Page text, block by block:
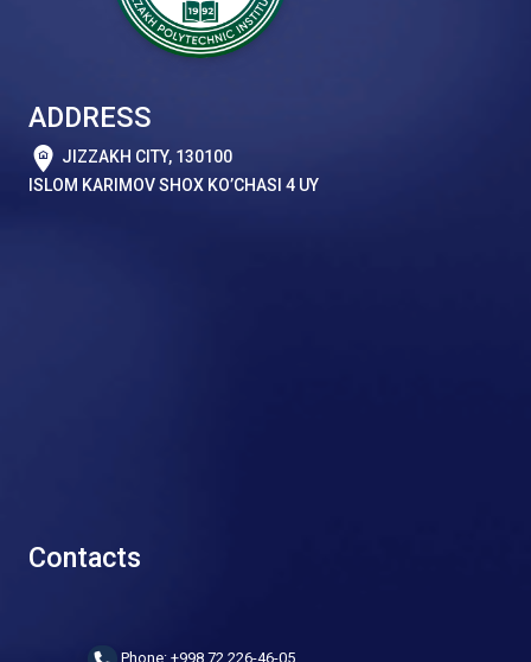
ADDRESS
JIZZAKH CITY, 130100
ISLOM KARIMOV SHOX KO’CHASI 4 UY
Contacts
Phone: +998 72 226-46-05